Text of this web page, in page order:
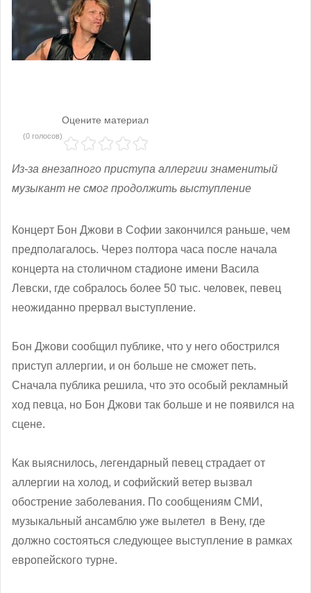
Оцените материал
(0 голосов)
Из-за внезапного приступа аллергии знаменитый
музыкант не смог продолжить выступление
Концерт Бон Джови в Софии закончился раньше, чем
предполагалось. Через полтора часа после начала
концерта на столичном стадионе имени Васила
Левски, где собралось более 50 тыс. человек, певец
неожиданно прервал выступление.
Бон Джови сообщил публике, что у него обострился
приступ аллергии, и он больше не сможет петь.
Сначала публика решила, что это особый рекламный
ход певца, но Бон Джови так больше и не появился на
сцене.
Как выяснилось, легендарный певец страдает от
аллергии на холод, и софийский ветер вызвал
обострение заболевания. По сообщениям СМИ,
музыкальный ансамблю уже вылетел в Вену, где
должно состояться следующее выступление в рамках
европейского турне.